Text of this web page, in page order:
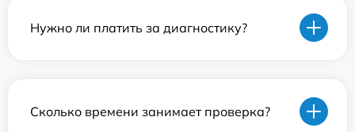
Нужно ли платить за диагностику?
Сколько времени занимает проверка?